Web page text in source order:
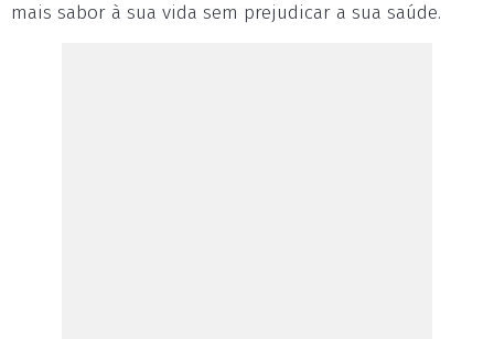
mais sabor à sua vida sem prejudicar a sua saúde.